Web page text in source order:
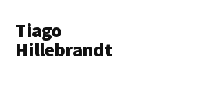
main
content
menu
Tiago
Hillebrandt